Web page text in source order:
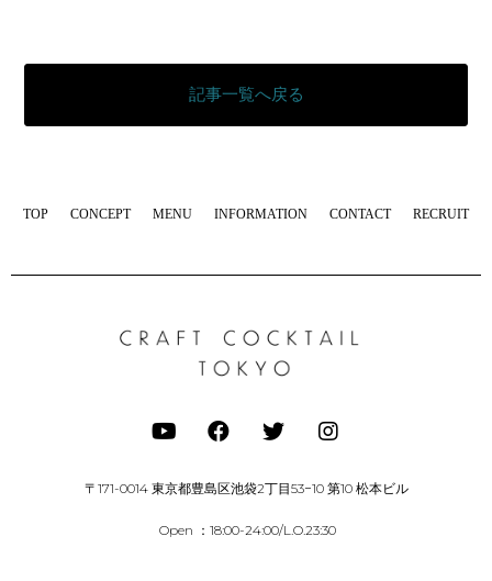
記事一覧へ戻る
TOP CONCEPT MENU INFORMATION CONTACT RECRUIT
〒171-0014 東京都豊島区池袋2丁目53−10 第10 松本ビル
Open ：18:00-24:00/L.O.23:30